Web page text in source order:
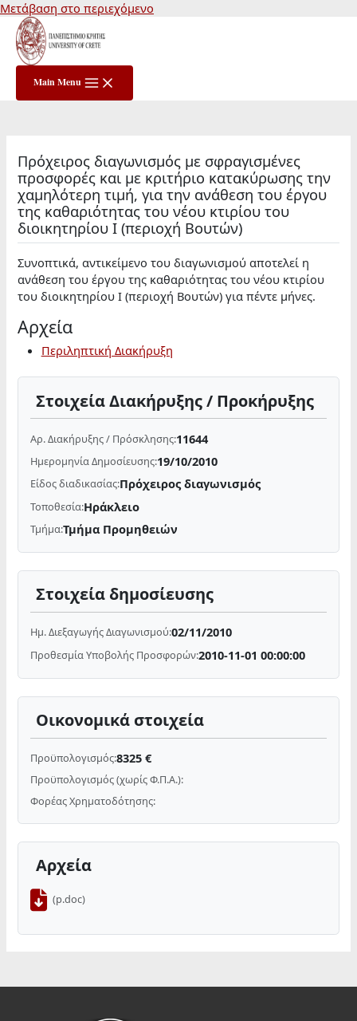
Μετάβαση στο περιεχόμενο
Main Menu
Πρόχειρος διαγωνισμός με σφραγισμένες
προσφορές και με κριτήριο κατακύρωσης την
χαμηλότερη τιμή, για την ανάθεση του έργου
της καθαριότητας του νέου κτιρίου του
διοικητηρίου I (περιοχή Βουτών)
Συνοπτικά, αντικείμενο του διαγωνισμού αποτελεί η
ανάθεση του έργου της καθαριότητας του νέου κτιρίου
του διοικητηρίου I (περιοχή Βουτών) για πέντε μήνες.
Αρχεία
Περιληπτική Διακήρυξη
Στοιχεία Διακήρυξης / Προκήρυξης
Αρ. Διακήρυξης / Πρόσκλησης:11644
Ημερομηνία Δημοσίευσης:19/10/2010
Είδος διαδικασίας:Πρόχειρος διαγωνισμός
Τοποθεσία:Ηράκλειο
Τμήμα:Τμήμα Προμηθειών
Στοιχεία δημοσίευσης
Ημ. Διεξαγωγής Διαγωνισμού:02/11/2010
Προθεσμία Υποβολής Προσφορών:2010-11-01 00:00:00
Οικονομικά στοιχεία
Προϋπολογισμός:8325 €
Προϋπολογισμός (χωρίς Φ.Π.Α.):
Φορέας Χρηματοδότησης:
Αρχεία
(p.doc)